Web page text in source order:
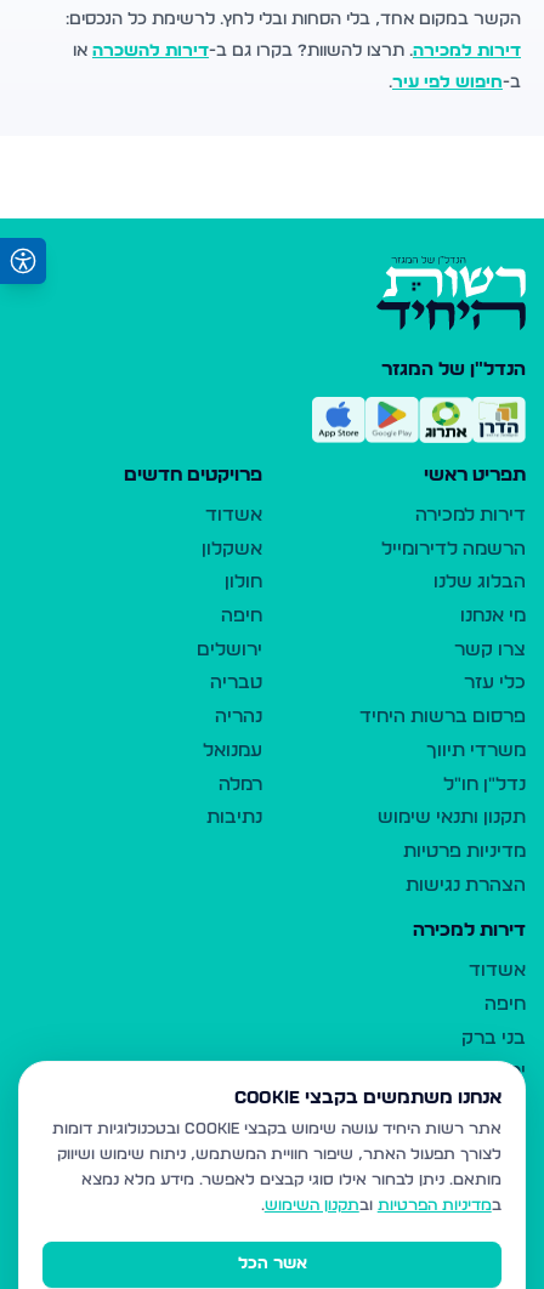
הקשר במקום אחד, בלי הסחות ובלי לחץ. לרשימת כל הנכסים:
דירות למכירה. תרצו להשוות? בקרו גם ב-דירות להשכרה או
ב-חיפוש לפי עיר.
הנדל"ן של המגזר
תפריט ראשי
דירות למכירה
הרשמה לדירומייל
הבלוג שלנו
מי אנחנו
צרו קשר
כלי עזר
פרסום ברשות היחיד
משרדי תיווך
נדל"ן חו"ל
תקנון ותנאי שימוש
מדיניות פרטיות
הצהרת נגישות
פרויקטים חדשים
אשדוד
אשקלון
חולון
חיפה
ירושלים
טבריה
נהריה
עמנואל
רמלה
נתיבות
דירות למכירה
אשדוד
חיפה
בני ברק
ירושלים
אלעד
גבעת זאב
בית שמש
רכסים
מודיעין עילית
אנחנו משתמשים בקבצי Cookie
אתר רשות היחיד עושה שימוש בקבצי Cookie ובטכנולוגיות דומות
לצורך תפעול האתר, שיפור חוויית המשתמש, ניתוח שימוש ושיווק
מותאם. ניתן לבחור אילו סוגי קבצים לאפשר. מידע מלא נמצא
במדיניות הפרטיות ובתקנון השימוש.
אשר הכל